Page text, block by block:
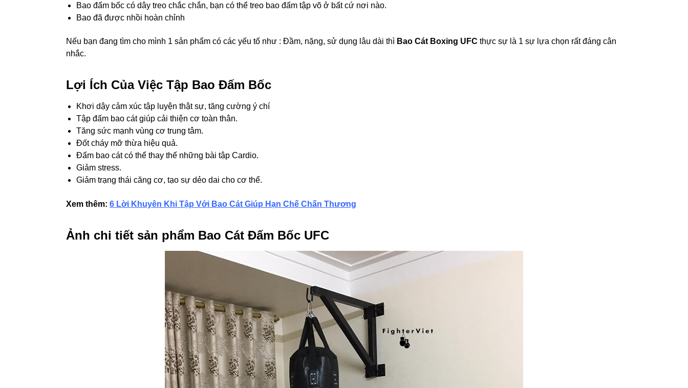
Bao đấm bốc có dây treo chắc chắn, bạn có thể treo bao đấm tập võ ở bất cứ nơi nào.
Bao đã được nhồi hoàn chỉnh
Nếu bạn đang tìm cho mình 1 sản phẩm có các yếu tố như : Đầm, nặng, sử dụng lâu dài thì Bao Cát Boxing UFC thực sự là 1 sự lựa chọn rất đáng cân
nhắc.
Lợi Ích Của Việc Tập Bao Đấm Bốc
Khơi dậy cảm xúc tập luyện thật sự, tăng cường ý chí
Tập đấm bao cát giúp cải thiện cơ toàn thân.
Tăng sức mạnh vùng cơ trung tâm.
Đốt cháy mỡ thừa hiệu quả.
Đấm bao cát có thể thay thế những bài tập Cardio.
Giảm stress.
Giảm trạng thái căng cơ, tạo sự dẻo dai cho cơ thể.
Xem thêm: 6 Lời Khuyên Khi Tập Với Bao Cát Giúp Hạn Chế Chấn Thương
Ảnh chi tiết sản phẩm Bao Cát Đấm Bốc UFC